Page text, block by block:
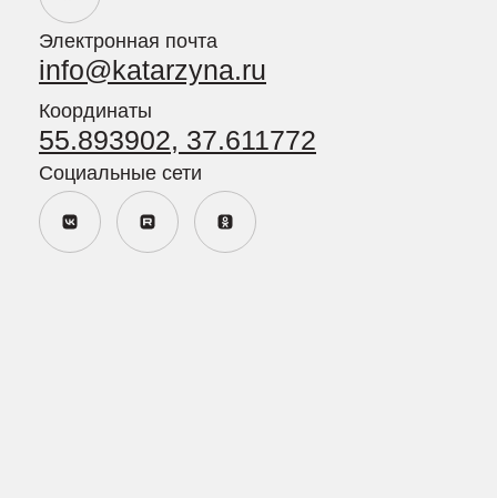
Согласие на получение рекламно-информационных
Сайт разработан
Согласие пользователя сайта на обработку персональных
Политика конфиденциальности персональных данных
посетителей сайта
Политика в отношении обработки персональных данных